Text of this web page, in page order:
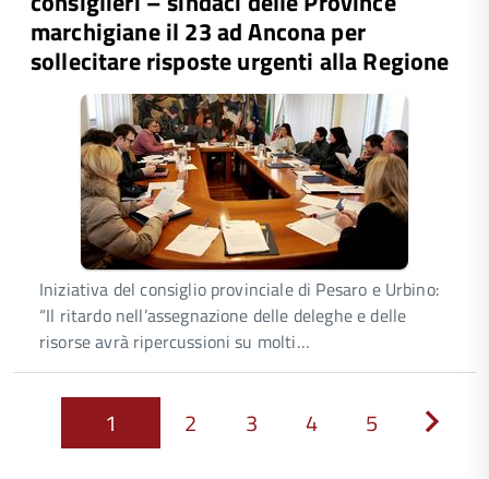
marchigiane il 23 ad Ancona per
sollecitare risposte urgenti alla Regione
Iniziativa del consiglio provinciale di Pesaro e Urbino:
“Il ritardo nell’assegnazione delle deleghe e delle
risorse avrà ripercussioni su molti…
1 2 3 4 5